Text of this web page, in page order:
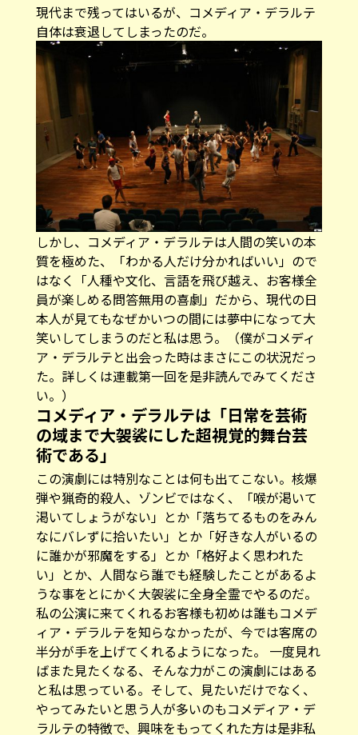
しかし、コメディア・デラルテは人間の笑いの本
質を極めた、「わかる人だけ分かればいい」ので
はなく「人種や文化、言語を飛び越え、お客様全
員が楽しめる問答無用の喜劇」だから、現代の日
本人が見てもなぜかいつの間には夢中になって大
笑いしてしまうのだと私は思う。（僕がコメディ
ア・デラルテと出会った時はまさにこの状況だっ
た。詳しくは連載第一回を是非読んでみてくださ
い。）
コメディア・デラルテは「日常を芸術
の域まで大袈裟にした超視覚的舞台芸
術である」
この演劇には特別なことは何も出てこない。核爆
弾や猟奇的殺人、ゾンビではなく、「喉が渇いて
渇いてしょうがない」とか「落ちてるものをみん
なにバレずに拾いたい」とか「好きな人がいるの
に誰かが邪魔をする」とか「格好よく思われた
い」とか、人間なら誰でも経験したことがあるよ
うな事をとにかく大袈裟に全身全霊でやるのだ。
私の公演に来てくれるお客様も初めは誰もコメデ
ィア・デラルテを知らなかったが、今では客席の
半分が手を上げてくれるようになった。 一度見れ
ばまた見たくなる、そんな力がこの演劇にはある
と私は思っている。そして、見たいだけでなく、
やってみたいと思う人が多いのもコメディア・デ
ラルテの特徴で、興味をもってくれた方は是非私
が毎月開催しているワークショップにも参加して
ほしい（詳細はこちらまでtcd1.com>） 。